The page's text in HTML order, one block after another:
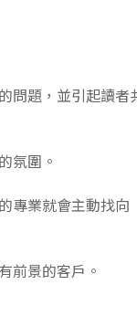
問題，並引起讀者
氛圍。
專業就會主動找向
前景的客戶。